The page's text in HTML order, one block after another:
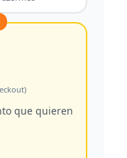
que quieren